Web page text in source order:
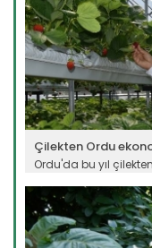
Çilekten Ordu
Ordu'da bu yıl
Devamını Oku ->